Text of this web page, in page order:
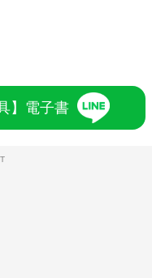
】電子書